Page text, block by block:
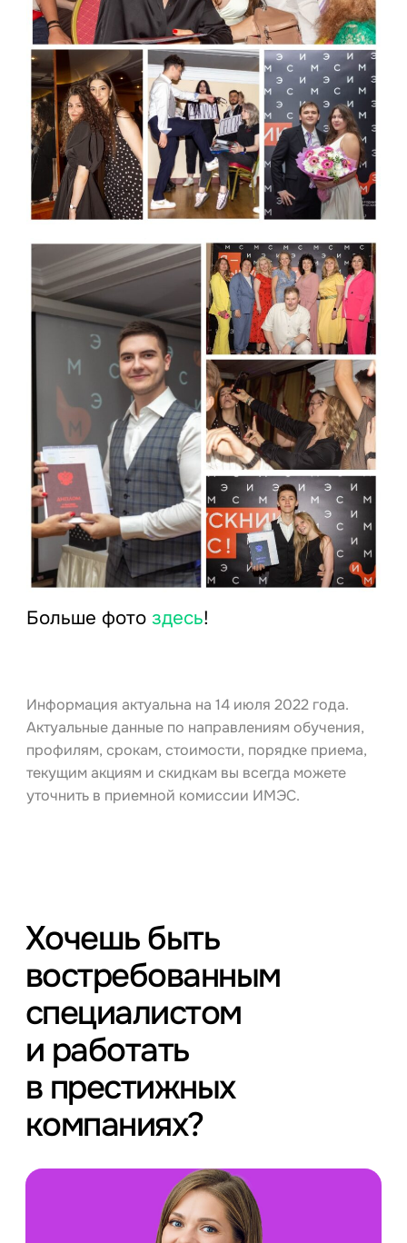
Больше фото здесь!
Информация актуальна на 14 июля 2022 года.
Актуальные данные по направлениям обучения,
профилям, срокам, стоимости, порядке приема,
текущим акциям и скидкам вы всегда можете
уточнить в приемной комиссии ИМЭС.
Хочешь быть
востребованным
специалистом
и работать
в престижных
компаниях?